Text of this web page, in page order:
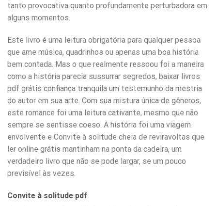
tanto provocativa quanto profundamente perturbadora em
alguns momentos.
Este livro é uma leitura obrigatória para qualquer pessoa
que ame música, quadrinhos ou apenas uma boa história
bem contada. Mas o que realmente ressoou foi a maneira
como a história parecia sussurrar segredos, baixar livros
pdf grátis confiança tranquila um testemunho da mestria
do autor em sua arte. Com sua mistura única de gêneros,
este romance foi uma leitura cativante, mesmo que não
sempre se sentisse coeso. A história foi uma viagem
envolvente e Convite à solitude cheia de reviravoltas que
ler online grátis mantinham na ponta da cadeira, um
verdadeiro livro que não se pode largar, se um pouco
previsível às vezes.
Convite à solitude pdf